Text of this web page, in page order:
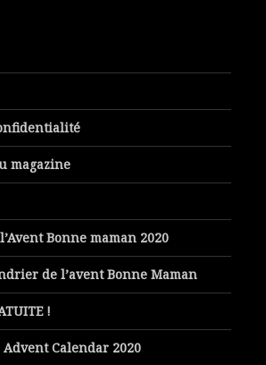
magazine
Bonne maman 2020
de l’avent Bonne Maman
!
Calendar 2020